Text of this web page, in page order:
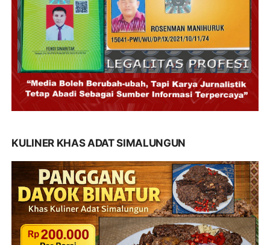
KULINER KHAS ADAT SIMALUNGUN